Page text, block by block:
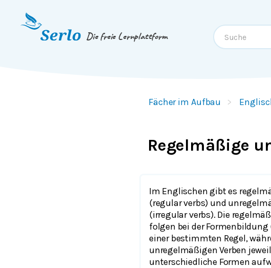
Springe zum
Die freie Lernplattform
Fächer im Aufbau
Regelmäßige
Im Englischen gibt es
(regular verbs) und
(irregular verbs). Die
folgen bei der
einer bestimmten Regel,
unregelmäßigen Verben
unterschiedliche Formen